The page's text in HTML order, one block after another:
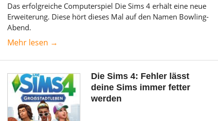
Das erfolgreiche Computerspiel Die Sims 4 erhält eine neue
Erweiterung. Diese hört dieses Mal auf den Namen Bowling-
Abend.
Mehr lesen →
Die Sims 4: Fehler lässt
deine Sims immer fetter
werden